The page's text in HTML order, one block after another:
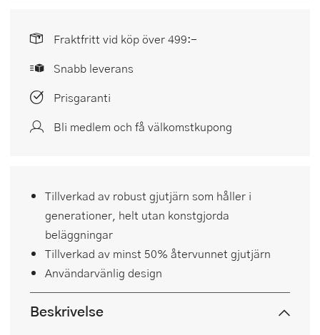
Fraktfritt vid köp över 499:-
Snabb leverans
Prisgaranti
Bli medlem och få välkomstkupong
Tillverkad av robust gjutjärn som håller i
generationer, helt utan konstgjorda
beläggningar
Tillverkad av minst 50% återvunnet gjutjärn
Användarvänlig design
Beskrivelse